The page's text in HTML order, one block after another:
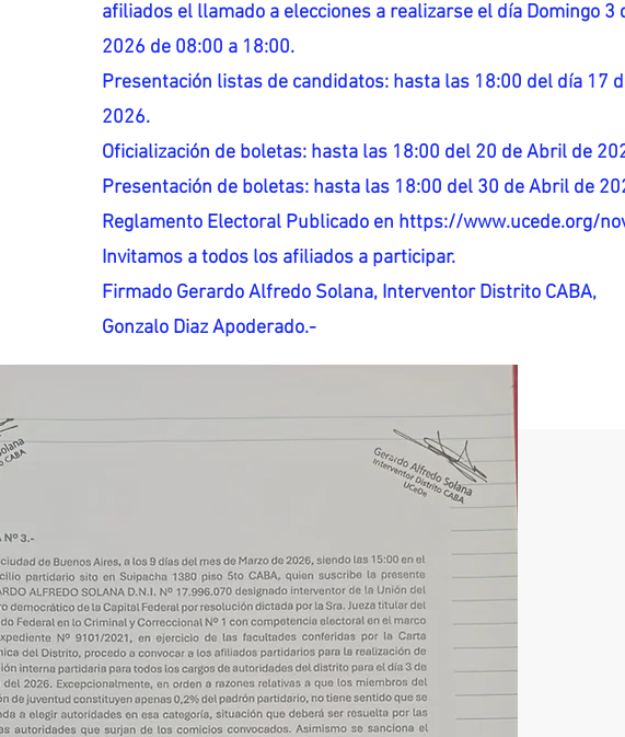
afiliados el llamado a elecciones a realizarse el día Domingo 3
2026 de 08:00 a 18:00.
Presentación listas de candidatos: hasta las 18:00 del día 17
2026.
Oficialización de boletas: hasta las 18:00 del 20 de Abril de
Presentación de boletas: hasta las 18:00 del 30 de Abril de
Reglamento Electoral Publicado en https://www.ucede.org/
Invitamos a todos los afiliados a participar.
Firmado Gerardo Alfredo Solana, Interventor Distrito CABA,
Gonzalo Diaz Apoderado.-